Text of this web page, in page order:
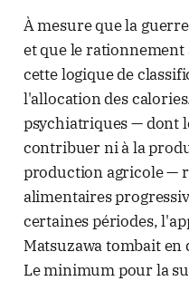
À mesure que la
et que le
cette logique de
l'allocation des
psychiatriques — dont
contribuer ni à la
production agricole —
alimentaires
certaines périodes,
Matsuzawa tombait en
Le minimum pour la